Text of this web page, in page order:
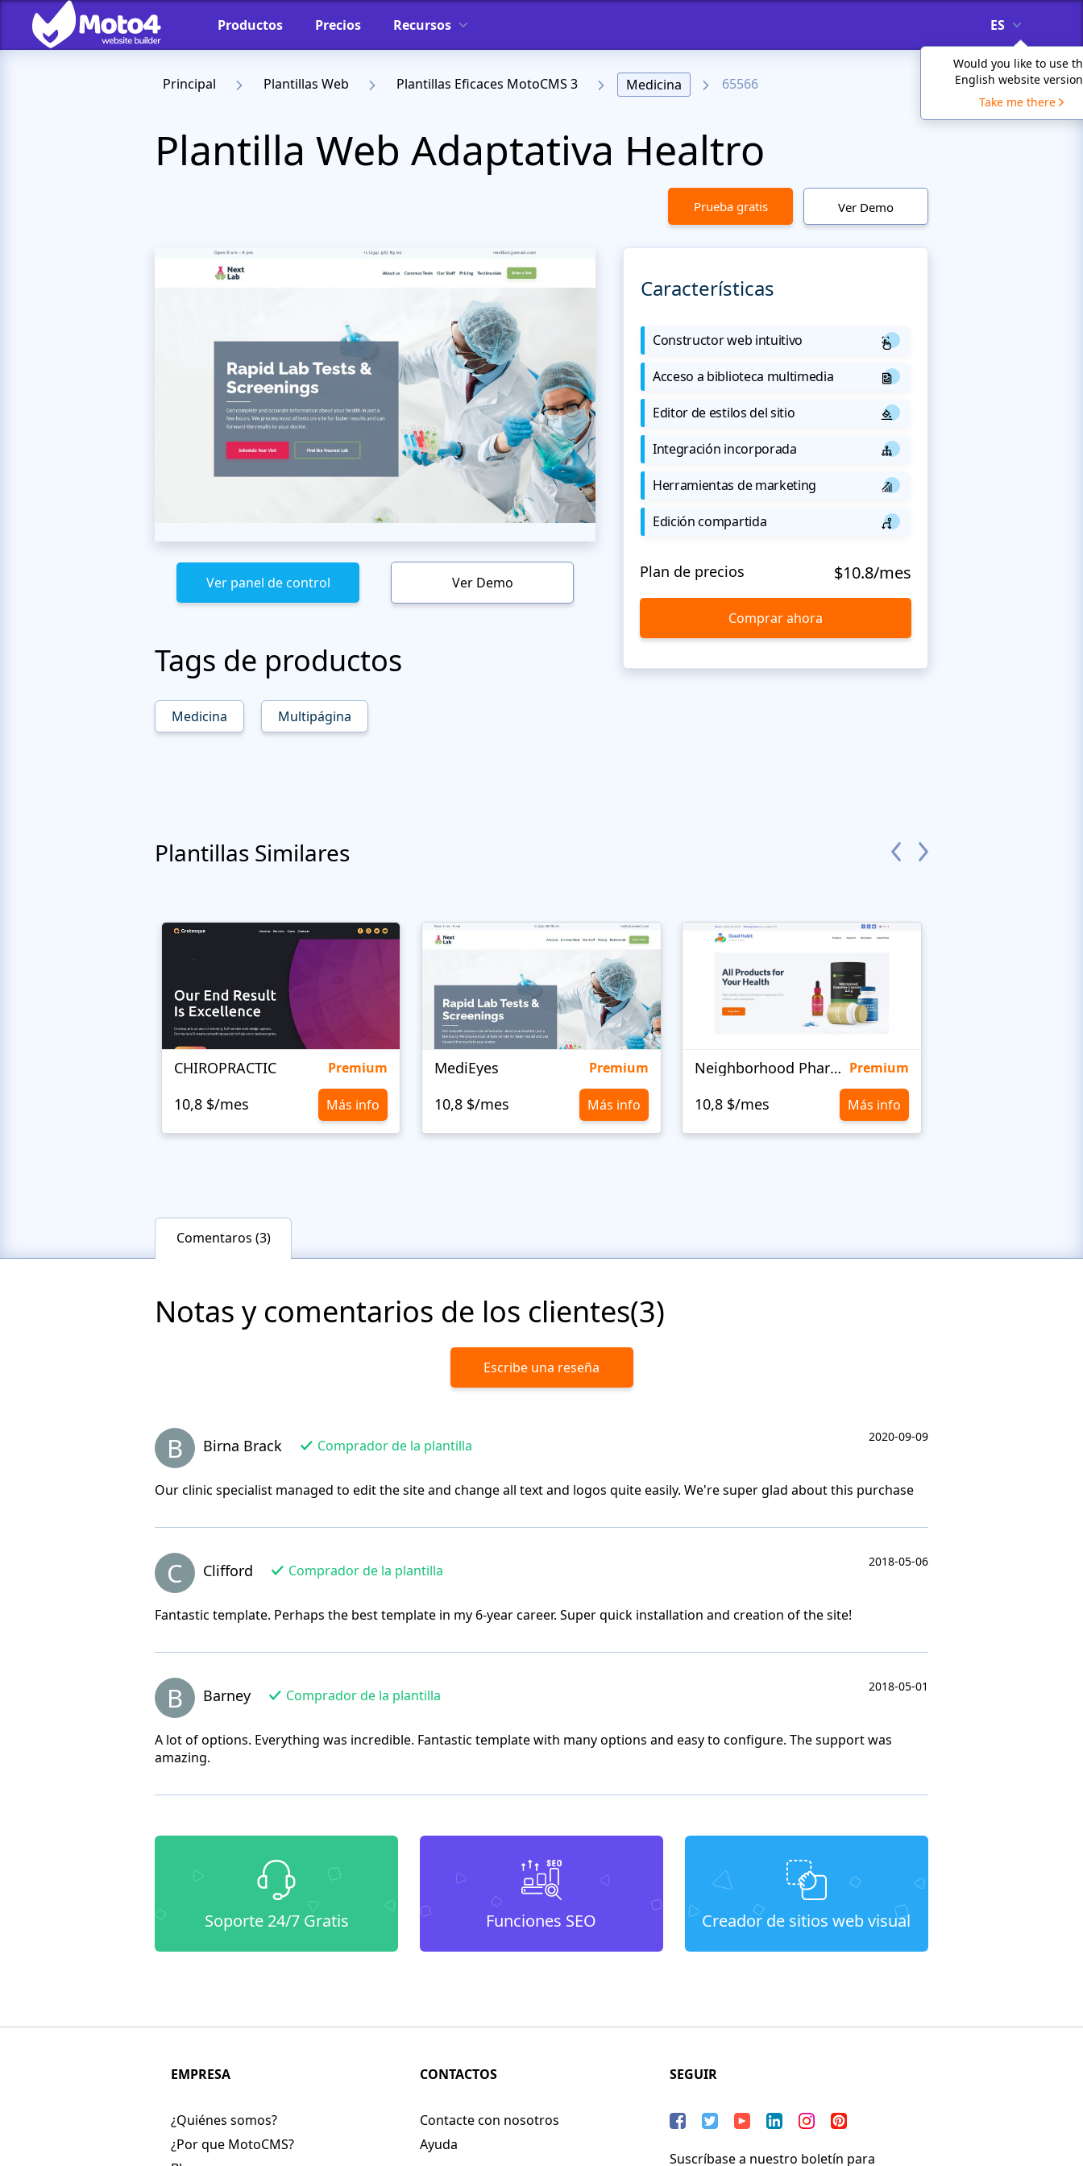
Productos Precios Recursos ES
Would you like to use
English website
Take me there
Principal Plantillas Web Plantillas Eficaces MotoCMS 3 Medicina 65566
Plantilla Web Adaptativa Healtro
Prueba gratis Ver Demo
Ver panel de control Ver Demo
Tags de productos
Medicina Multipágina
Características
Constructor web intuitivo
Acceso a biblioteca multimedia
Editor de estilos del sitio
Integración incorporada
Herramientas de marketing
Edición compartida
Plan de precios $10.8/mes
Comprar ahora
Plantillas Similares
CHIROPRACTIC Premium
10,8 $/mes Más info
MediEyes Premium
10,8 $/mes Más info
Neighborhood Pharmacy Premium
10,8 $/mes Más info
Comentaros (3)
Notas y comentarios de los clientes(3)
Escribe una reseña
B Birna Brack Comprador de la plantilla
2020-09-09
Our clinic specialist managed to edit the site and change all text and logos quite easily. We're super glad about this purchase
C Clifford Comprador de la plantilla
2018-05-06
Fantastic template. Perhaps the best template in my 6-year career. Super quick installation and creation of the site!
B Barney Comprador de la plantilla
2018-05-01
A lot of options. Everything was incredible. Fantastic template with many options and easy to configure. The support was
amazing.
Soporte 24/7 Gratis Funciones SEO Creador de sitios web visual
EMPRESA
¿Quiénes somos?
¿Por que MotoCMS?
CONTACTOS
Contacte con nosotros
Ayuda
SEGUIR
Suscríbase a nuestro boletín para